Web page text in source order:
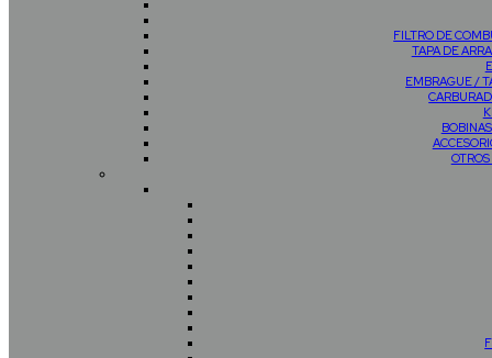
FILTRO DE
TAPA DE
EMBRAGUE /